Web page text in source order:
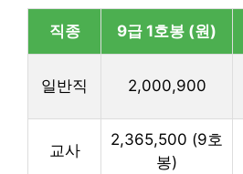
직종 9급 1호봉 (원)
일반직 2,000,900
교사
2,365,500 (9호
봉)